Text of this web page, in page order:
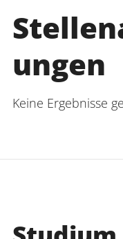
ungen
Keine Ergebnisse